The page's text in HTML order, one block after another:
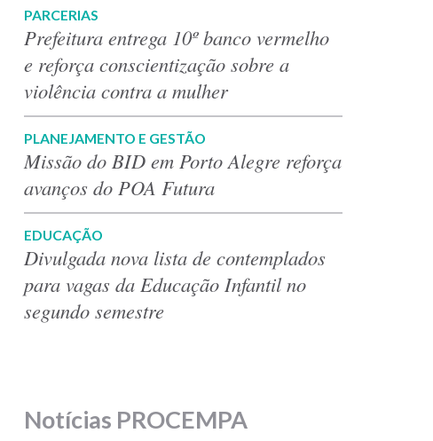
PARCERIAS
Prefeitura entrega 10º banco vermelho
e reforça conscientização sobre a
violência contra a mulher
PLANEJAMENTO E GESTÃO
Missão do BID em Porto Alegre reforça
avanços do POA Futura
EDUCAÇÃO
Divulgada nova lista de contemplados
para vagas da Educação Infantil no
segundo semestre
Notícias PROCEMPA